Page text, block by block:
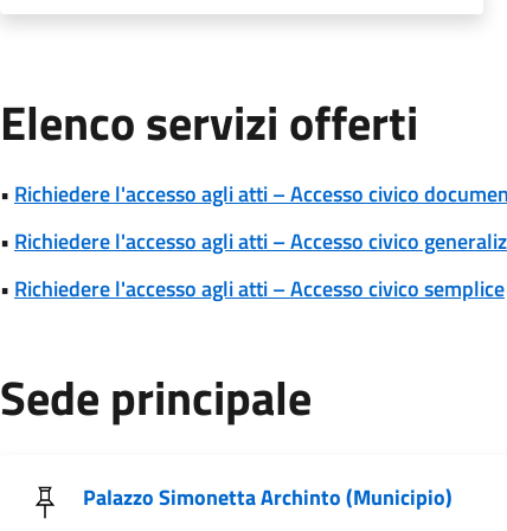
Elenco servizi offerti
• Richiedere l'accesso agli atti – Accesso civico
• Richiedere l'accesso agli atti – Accesso civico
• Richiedere l'accesso agli atti – Accesso civico semplice
Sede principale
Palazzo Simonetta Archinto (Municipio)